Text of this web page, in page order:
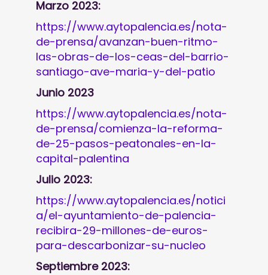
Marzo 2023:
https://www.aytopalencia.es/nota-
de-prensa/avanzan-buen-ritmo-
las-obras-de-los-ceas-del-barrio-
santiago-ave-maria-y-del-patio
Junio 2023
https://www.aytopalencia.es/nota-
de-prensa/comienza-la-reforma-
de-25-pasos-peatonales-en-la-
capital-palentina
Julio 2023:
https://www.aytopalencia.es/notici
a/el-ayuntamiento-de-palencia-
recibira-29-millones-de-euros-
para-descarbonizar-su-nucleo
Septiembre 2023: